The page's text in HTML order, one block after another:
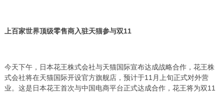
上百家世界顶级零售商入驻天猫参与双11
今天下午，日本花王株式会社与天猫国际宣布达成战略合作，花王株
式会社将在天猫国际开设官方旗舰店，预计于11月上旬正式对外营
业。这是日本花王首次与中国电商平台正式达成合作，花王将为双11